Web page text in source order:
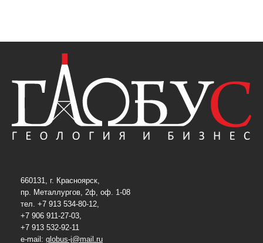
660131, г. Красноярск,
пр. Металлургов, 2ф, оф. 1-08
тел. +7 913 534-80-12,
+7 906 911-27-03,
+7 913 532-92-11
e-mail: globus-j@mail.ru